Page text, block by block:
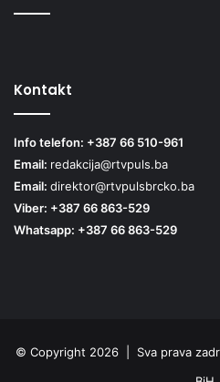
Kontakt
Info telefon: +387 66 510-961
Email: redakcija@rtvpuls.ba
Email: direktor@rtvpulsbrcko.ba
Viber: +387 66 863-529
Whatsapp: +387 66 863-529
© Copyright 2026 | Sva prava